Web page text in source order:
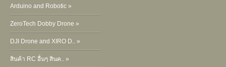
Arduino and Robotic »
ZeroTech Dobby Drone »
DJI Drone and XIRO D.. »
สินค้า RC อื่นๆ สินค.. »